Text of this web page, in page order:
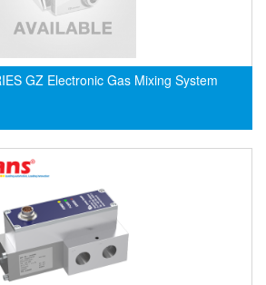
GZ Electronic Gas Mixing System